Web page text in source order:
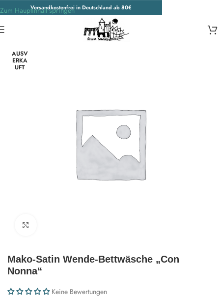
Versandkostenfrei in Deutschland ab 80€
Zum Hauptinhalt springen
Bettwäsche
AUSV
ERKA
UFT
Mako-Satin Wende-Bettwäsche „Con
Nonna“
Keine Bewertungen